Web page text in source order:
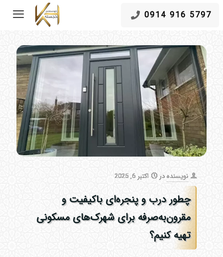
5797 916 0914
نویسندهدر اکتبر 6, 2025
چطور درب و پنجره‌ای باکیفیت و
مقرون‌به‌صرفه برای شهرک‌های مسکونی
تهیه کنیم؟